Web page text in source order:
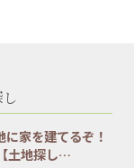
に家を建てるぞ！
土地探し…